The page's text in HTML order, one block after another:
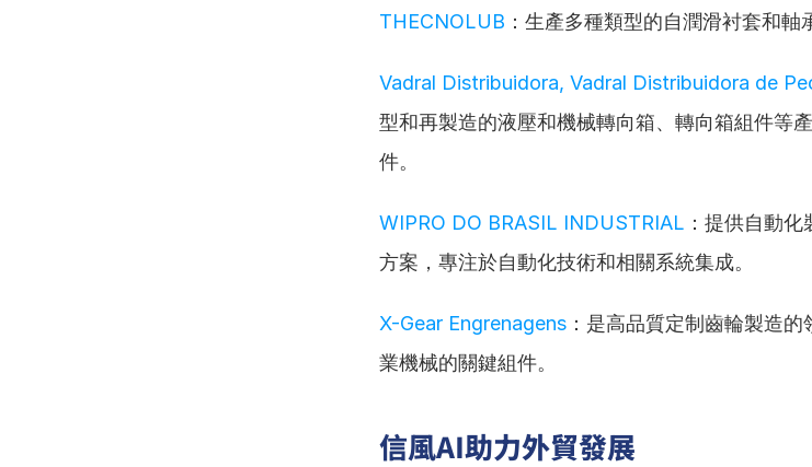
THECNOLUB ：生產多種類型的自潤滑衬套和軸
Vadral Distribuidora, Vadral Distribuidora de
型和再製造的液壓和機械轉向箱、轉向箱組件等
件。
WIPRO DO BRASIL INDUSTRIAL ：提供自動
方案，專注於自動化技術和相關系統集成。
X-Gear Engrenagens ：是高品質定制齒輪製造
業機械的關鍵組件。
信風AI助力外貿發展